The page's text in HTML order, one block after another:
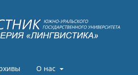
О нас